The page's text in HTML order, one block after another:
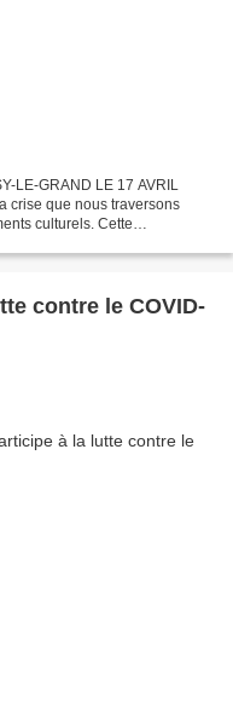
LE-GRAND LE 17 AVRIL
crise que nous traversons
culturels. Cette
contre le COVID-